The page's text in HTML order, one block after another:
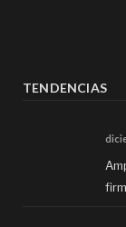
TENDENCIAS